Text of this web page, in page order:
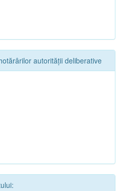
autorității deliberative